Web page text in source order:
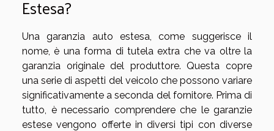
Estesa?
Una garanzia auto estesa, come suggerisce il
nome, è una forma di tutela extra che va oltre la
garanzia originale del produttore. Questa copre
una serie di aspetti del veicolo che possono variare
significativamente a seconda del fornitore. Prima di
tutto, è necessario comprendere che le garanzie
estese vengono offerte in diversi tipi con diverse